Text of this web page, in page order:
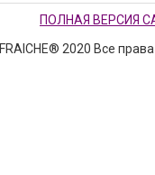
ПОЛНАЯ ВЕРСИЯ
FRAICHE® 2020 Все